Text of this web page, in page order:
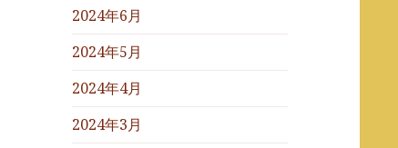
2024年6月
2024年5月
2024年4月
2024年3月